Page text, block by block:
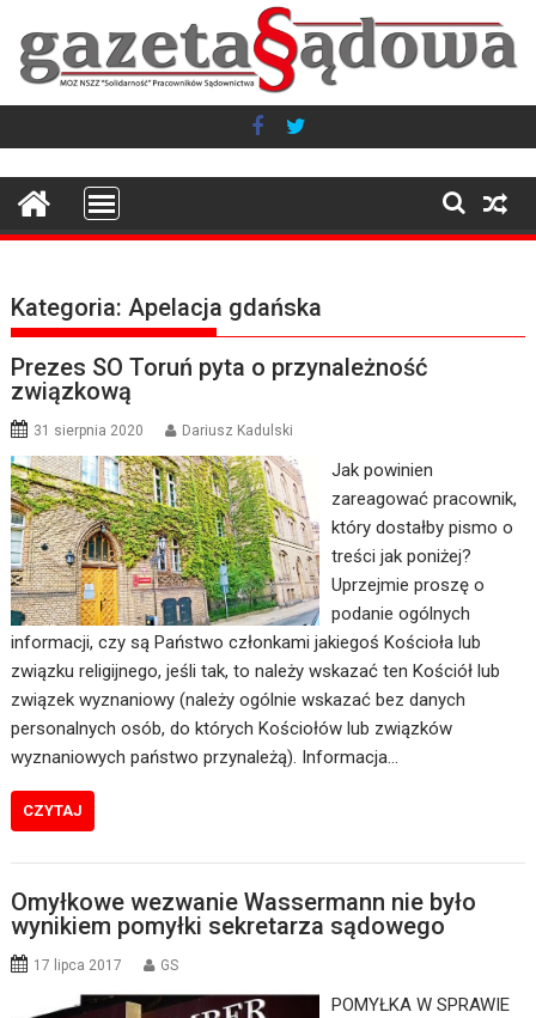
content
Kategoria:Apelacja gdańska
Prezes SO Toruń pyta o przynależność
związkową
31 sierpnia 2020 Dariusz Kadulski
Jak powinien
zareagować pracownik,
który dostałby pismo o
treści jak poniżej?
Uprzejmie proszę o
podanie ogólnych
informacji, czy są Państwo członkami jakiegoś Kościoła lub
związku religijnego, jeśli tak, to należy wskazać ten Kościół lub
związek wyznaniowy (należy ogólnie wskazać bez danych
personalnych osób, do których Kościołów lub związków
wyznaniowych państwo przynależą). Informacja…
CZYTAJ
Omyłkowe wezwanie Wassermann nie było
wynikiem pomyłki sekretarza sądowego
17 lipca 2017 GS
POMYŁKA W SPRAWIE